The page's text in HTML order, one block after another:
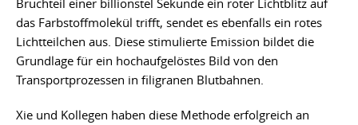
Bruchteil einer billionstel Sekunde ein roter Lichtblitz auf
das Farbstoffmolekül trifft, sendet es ebenfalls ein rotes
Lichtteilchen aus. Diese stimulierte Emission bildet die
Grundlage für ein hochaufgelöstes Bild von den
Transportprozessen in filigranen Blutbahnen.
Xie und Kollegen haben diese Methode erfolgreich an